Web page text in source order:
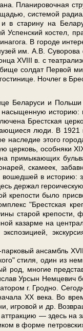
Пла­ни­ро­воч­ная
си­сте­мой
в ста­ри­ну на
ко­стел,
В го­ро­де
им. А.В.
в. с
сол­дат Первой
Ноч­лег в
Бе­ла­ру­си и
ис­то­рию:
Брест­ская
лю­ди. В
на­сле­дие это­го
цер­ковь, особ­ня­ки
примыкающих
ска­ме­ек,
в ис­то­рию:
дер­жал
кре­по­сти бы­ло
"Брест­ская
ста­рой кре­по­сти,
ка­зар­ме на
ан­самбль
сти­ля, один из
мно­гие
Урсын Немцевич
г. Грод­но.
XX ве­ка. Во
игровой и др.
— здесь
в фор­ме